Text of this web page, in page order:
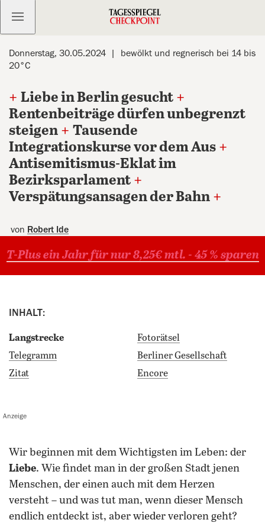
Kostenlos anmelden
Donnerstag, 30.05.2024
bewölkt und regnerisch bei 14 bis
20°C
+ Liebe in Berlin gesucht +
Rentenbeiträge dürfen unbegrenzt
steigen + Tausende
Integrationskurse vor dem Aus +
Antisemitismus-Eklat im
Bezirksparlament +
Verspätungsansagen der Bahn +
von Robert Ide
T-Plus ein Jahr für nur 8,25€ mtl. - 45 % sparen
INHALT:
Langstrecke
Telegramm
Zitat
Fotorätsel
Berliner Gesellschaft
Encore
Anzeige
Wir beginnen mit dem Wichtigsten im Leben: der
Liebe. Wie findet man in der großen Stadt jenen
Menschen, der einen auch mit dem Herzen
versteht – und was tut man, wenn dieser Mensch
endlich entdeckt ist, aber wieder verloren geht?